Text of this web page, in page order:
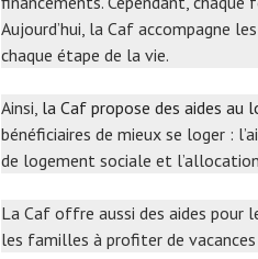
Aujourd’hui, la Caf accompagne
chaque étape de la vie.
Ainsi, la Caf propose des aides au
bénéficiaires de mieux se loger :
de logement sociale et
La Caf offre aussi des aides pour
les familles à profiter de